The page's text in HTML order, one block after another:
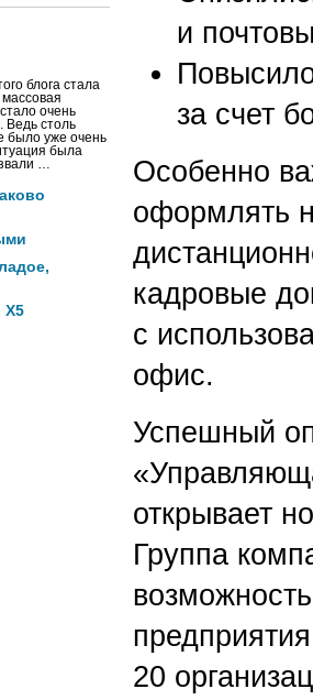
блога стала
очень
Ведь столь
было уже очень
была
…
X5
и
за счет
Особенно
оформлять
кадровые
с
офис.
Успешный
открывает
Группа
20